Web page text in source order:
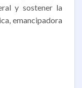
y sostener la
emancipadora